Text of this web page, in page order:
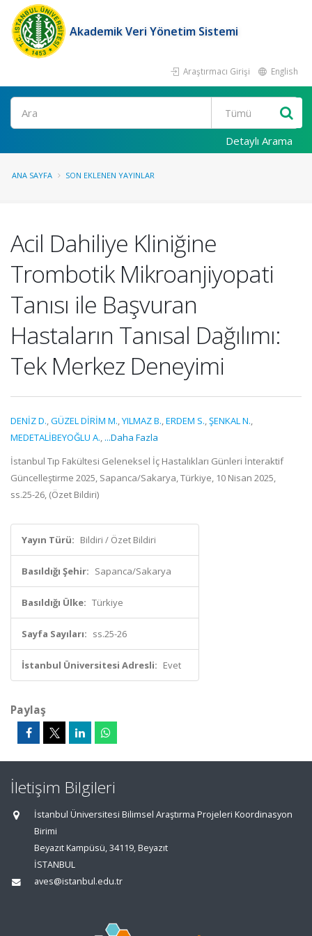
Akademik Veri Yönetim Sistemi
Araştırmacı Girişi English
Ara
Detaylı Arama
ANA SAYFA SON EKLENEN YAYINLAR
Acil Dahiliye Kliniğine
Trombotik Mikroanjiyopati
Tanısı ile Başvuran
Hastaların Tanısal Dağılımı:
Tek Merkez Deneyimi
DENİZ D.,GÜZEL DİRİM M.,YILMAZ B.,ERDEM S.,ŞENKAL N.,
MEDETALİBEYOĞLU A., ...Daha Fazla
İstanbul Tıp Fakültesi Geleneksel İç Hastalıkları Günleri İnteraktif
Güncelleştirme 2025, Sapanca/Sakarya, Türkiye, 10 Nisan 2025,
ss.25-26, (Özet Bildiri)
Yayın Türü: Bildiri / Özet Bildiri
Basıldığı Şehir: Sapanca/Sakarya
Basıldığı Ülke: Türkiye
Sayfa Sayıları: ss.25-26
İstanbul Üniversitesi Adresli: Evet
Paylaş
İletişim Bilgileri
İstanbul Üniversitesi Bilimsel Araştırma Projeleri Koordinasyon
Birimi
Beyazıt Kampüsü, 34119, Beyazıt
İSTANBUL
aves@istanbul.edu.tr